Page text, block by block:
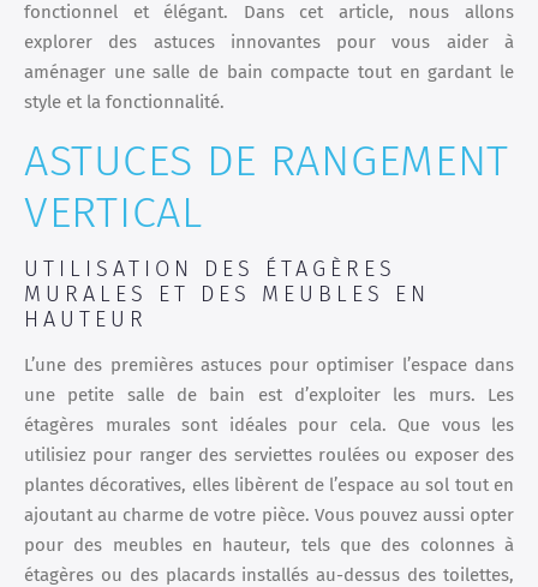
fonctionnel et élégant. Dans cet article, nous allons
explorer des astuces innovantes pour vous aider à
aménager une salle de bain compacte tout en gardant le
style et la fonctionnalité.
ASTUCES DE RANGEMENT
VERTICAL
UTILISATION DES ÉTAGÈRES
MURALES ET DES MEUBLES EN
HAUTEUR
L’une des premières astuces pour optimiser l’espace dans
une petite salle de bain est d’exploiter les murs. Les
étagères murales sont idéales pour cela. Que vous les
utilisiez pour ranger des serviettes roulées ou exposer des
plantes décoratives, elles libèrent de l’espace au sol tout en
ajoutant au charme de votre pièce. Vous pouvez aussi opter
pour des meubles en hauteur, tels que des colonnes à
étagères ou des placards installés au-dessus des toilettes,